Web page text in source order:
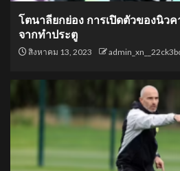
โตนาลียกย่อง การเปิดตัวของนิว
จากทำประตู
สิงหาคม 13, 2023